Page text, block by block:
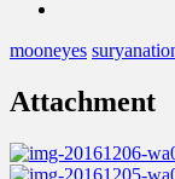
mooneyes
Attachment